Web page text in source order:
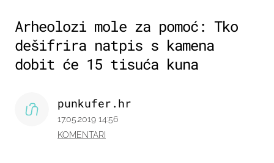
Arheolozi mole za pomoć: Tko
dešifrira natpis s kamena
dobit će 15 tisuća kuna
punkufer.hr
17.05.2019 14:56
KOMENTARI